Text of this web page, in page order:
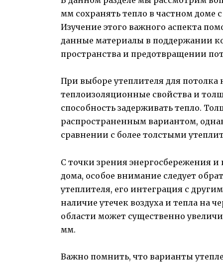
мм сохранять тепло в частном
Изучение этого важного аспекта
данные материалы в поддержании
пространства и предотвращении
При выборе утеплителя для потолка
теплоизоляционные свойства и
способность задерживать тепло.
распространенным вариантом,
сравнении с более толстыми
С точки зрения энергосбережения
дома, особое внимание следует
утеплителя, его интеграция с
наличие утечек воздуха и тепла на
области может существенно
мм.
Важно помнить, что варианты